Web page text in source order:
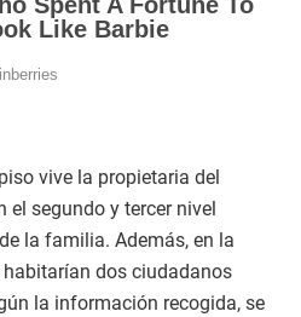
vive la propietaria del
el segundo y tercer nivel
la familia. Además, en la
dos ciudadanos
la información recogida, se